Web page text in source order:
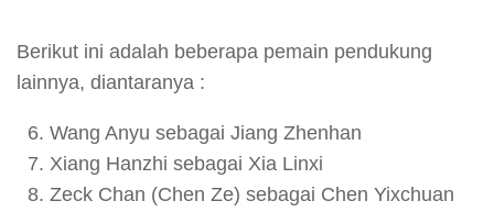
Berikut ini adalah beberapa pemain pendukung
lainnya, diantaranya :
Wang Anyu sebagai Jiang Zhenhan
Xiang Hanzhi sebagai Xia Linxi
Zeck Chan (Chen Ze) sebagai Chen Yixchuan